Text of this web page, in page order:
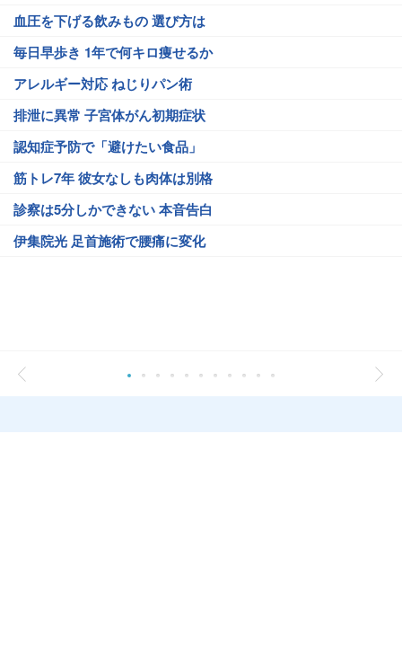
血圧を下げる飲みもの 選び方は
毎日早歩き 1年で何キロ痩せるか
アレルギー対応 ねじりパン術
排泄に異常 子宮体がん初期症状
認知症予防で「避けたい食品」
筋トレ7年 彼女なしも肉体は別格
診察は5分しかできない 本音告白
伊集院光 足首施術で腰痛に変化